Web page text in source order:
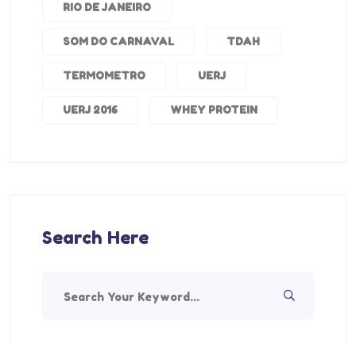
RIO DE JANEIRO
SOM DO CARNAVAL TDAH
TERMOMETRO UERJ
UERJ 2016 WHEY PROTEIN
Search Here